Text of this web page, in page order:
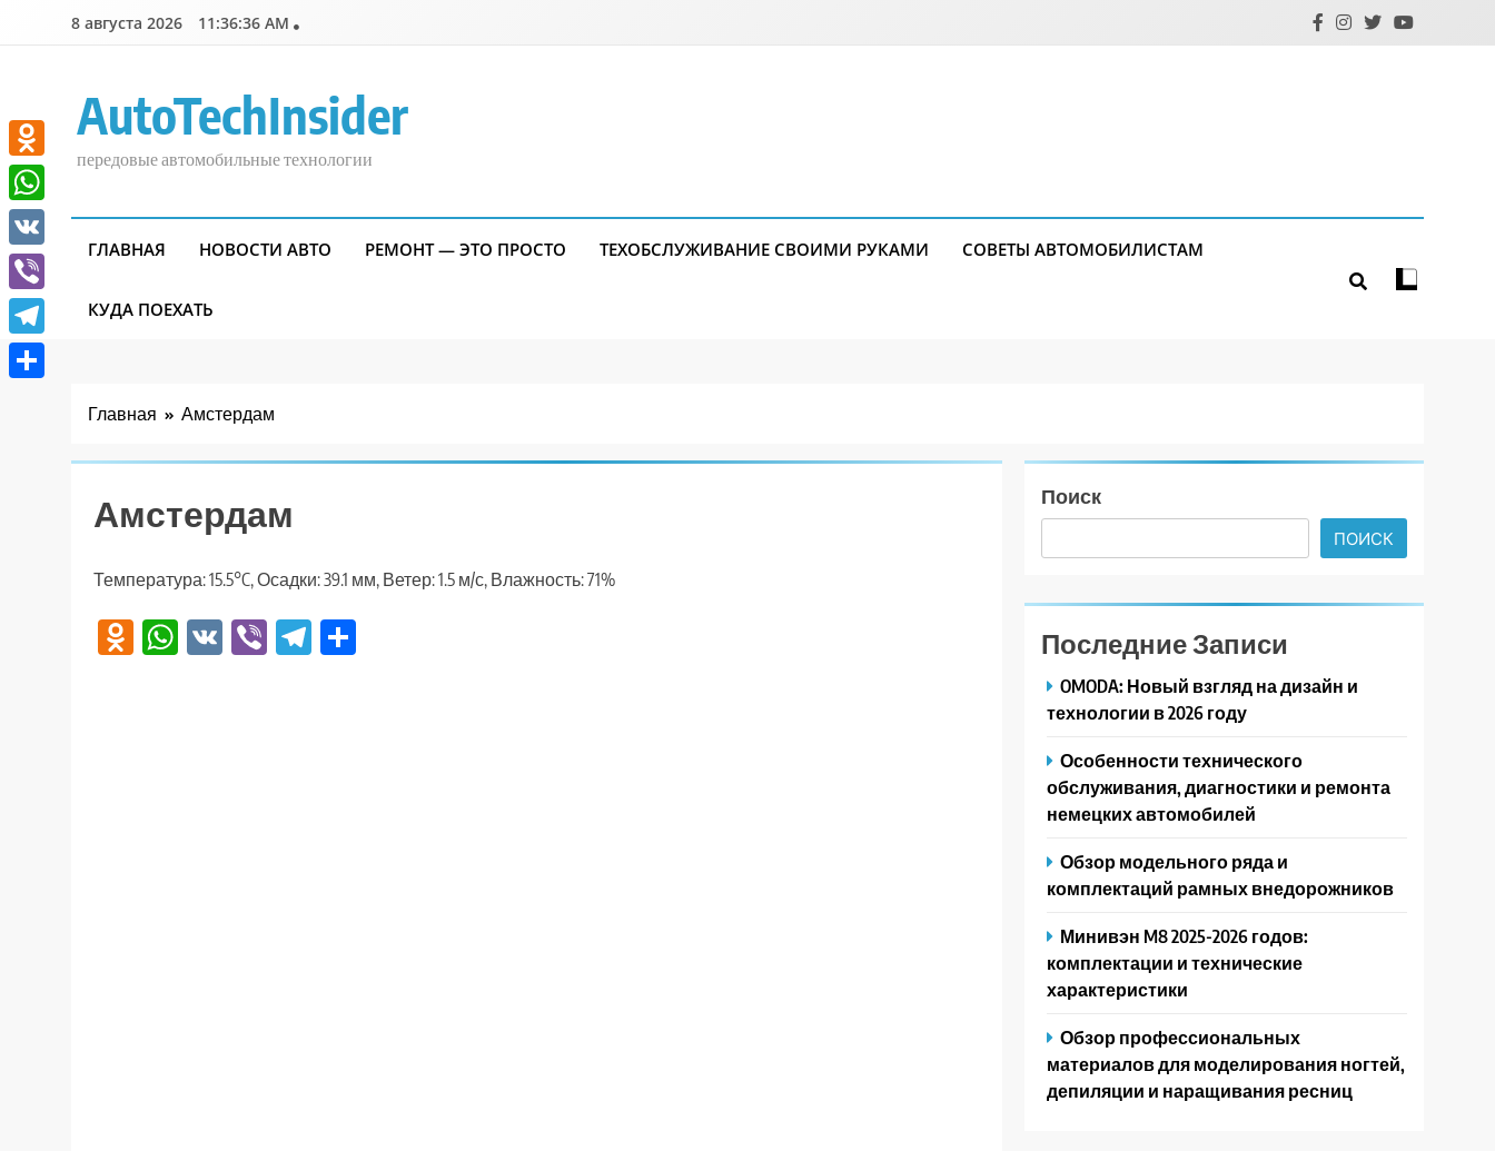
8 августа 2026 11:36:36 AM
AutoTechInsider
передовые автомобильные технологии
ГЛАВНАЯ НОВОСТИ АВТО РЕМОНТ — ЭТО ПРОСТО ТЕХОБСЛУЖИВАНИЕ СВОИМИ РУКАМИ СОВЕТЫ АВТОМОБИЛИСТАМ
КУДА ПОЕХАТЬ
Главная Амстердам
Амстердам
Температура: 15.5°C, Осадки: 39.1 мм, Ветер: 1.5 м/с, Влажность: 71%
Odnoklassniki
WhatsApp
VK ViberTelegram
Поиск
ПОИСК
Последние Записи
OMODA: Новый взгляд на дизайн и
технологии в 2026 году
Особенности технического
обслуживания, диагностики и ремонта
немецких автомобилей
Обзор модельного ряда и
комплектаций рамных внедорожников
Минивэн M8 2025-2026 годов:
комплектации и технические
характеристики
Обзор профессиональных
материалов для моделирования ногтей,
депиляции и наращивания ресниц
Odnoklassniki
WhatsApp
VK
Viber
Telegram